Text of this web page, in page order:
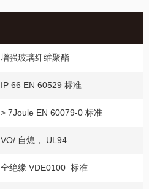
增强玻璃纤维聚酯
IP 66 EN 60529 标准
> 7Joule EN 60079-0 标准
VO/ 自熄， UL94
全绝缘 VDE0100 标准